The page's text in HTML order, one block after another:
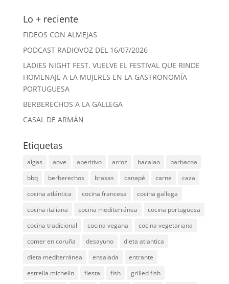
Lo + reciente
FIDEOS CON ALMEJAS
PODCAST RADIOVOZ DEL 16/07/2026
LADIES NIGHT FEST. VUELVE EL FESTIVAL QUE RINDE
HOMENAJE A LA MUJERES EN LA GASTRONOMÍA
PORTUGUESA
BERBERECHOS A LA GALLEGA
CASAL DE ARMÁN
Etiquetas
algas aove aperitivo arroz bacalao
barbacoa
bbq
berberechos brasas canapé carne
caza
cocina atlántica
cocina francesa
cocina gallega
cocina italiana
cocina mediterránea
cocina portuguesa
cocina tradicional
cocina vegana
cocina vegetariana
comer en coruña
desayuno
dieta atlantica
dieta mediterránea
ensalada
entrante
estrella michelin
fiesta fish
grilled fish